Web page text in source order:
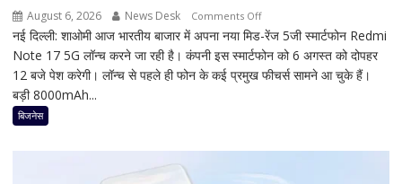
August 6, 2026 News Desk Comments Offon
Redmi
का
नया
देगा
दस्तक!
नई दिल्ली: शाओमी आज भारतीय बाजार में अपना नया मिड-रेंज 5जी स्मार्टफोन Redmi
Note 17 5G लॉन्च करने जा रही है। कंपनी इस स्मार्टफोन को 6 अगस्त को दोपहर
12 बजे पेश करेगी। लॉन्च से पहले ही फोन के कई प्रमुख फीचर्स सामने आ चुके हैं।
बड़ी 8000mAh...
बिजनेस